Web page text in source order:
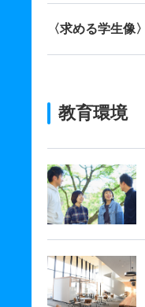
〈求める学生像〉
教育環境